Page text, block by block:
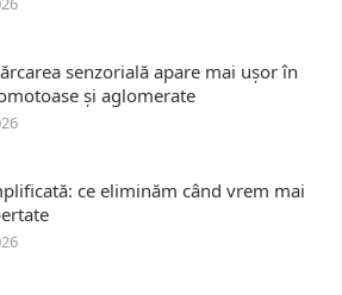
senzorială apare mai ușor în
și aglomerate
ce eliminăm când vrem mai